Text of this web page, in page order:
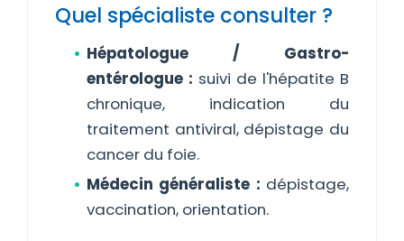
Quel spécialiste consulter ?
Hépatologue / Gastro-
entérologue : suivi de l'hépatite B
chronique, indication du
traitement antiviral, dépistage du
cancer du foie.
Médecin généraliste : dépistage,
vaccination, orientation.